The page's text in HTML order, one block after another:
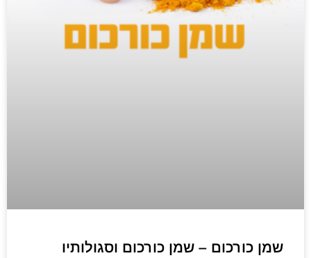
שמן כורכום – שמן כורכום וסגולותיו